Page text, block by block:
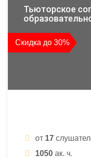
и
Тьюторское
Скидка до 30%
от 17
1050 ак. ч.